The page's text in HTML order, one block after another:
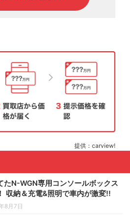
提供：carview!
たN-WGN専用コンソールボックス
収納＆充電&照明で車内が激変!!
8月7日